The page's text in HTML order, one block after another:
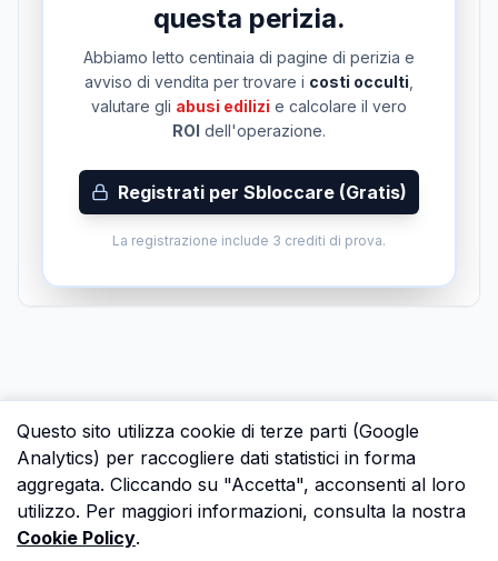
questa perizia.
Abbiamo letto centinaia di pagine di perizia e
avviso di vendita per trovare i costi occulti
valutare gli abusi edilizi e calcolare il vero
ROI dell'operazione.
Registrati per Sbloccare (Gratis)
La registrazione include 3 crediti di prova.
Questo sito utilizza cookie di terze parti (Google
Analytics) per raccogliere dati statistici in forma
aggregata. Cliccando su "Accetta", acconsenti al loro
utilizzo. Per maggiori informazioni, consulta la nostra
Cookie Policy.